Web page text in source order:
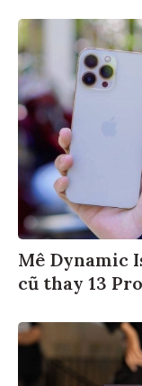
Mê Dynamic
cũ thay 13